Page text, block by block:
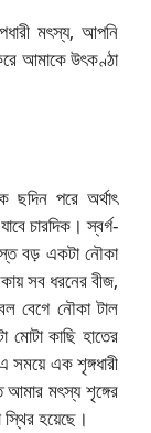
মৎস্য, আপনি
আমাকে উৎকণ্ঠা
ছদিন পরে অর্থাৎ
চারদিক। স্বর্গ-
বড় একটা নৌকা
সব ধরনের বীজ,
বেগে নৌকা টাল
কাছি হাতের
এক শৃঙ্গধারী
মৎস্য শৃঙ্গের
হয়েছে।